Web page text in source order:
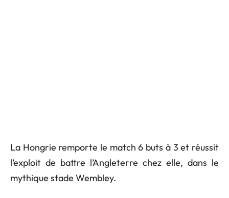
La Hongrie remporte le match 6 buts à 3 et réussit
l’exploit de battre l’Angleterre chez elle, dans le
mythique stade Wembley.